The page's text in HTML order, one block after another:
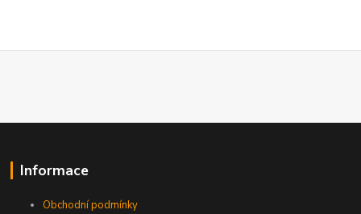
Informace
Obchodní podmínky